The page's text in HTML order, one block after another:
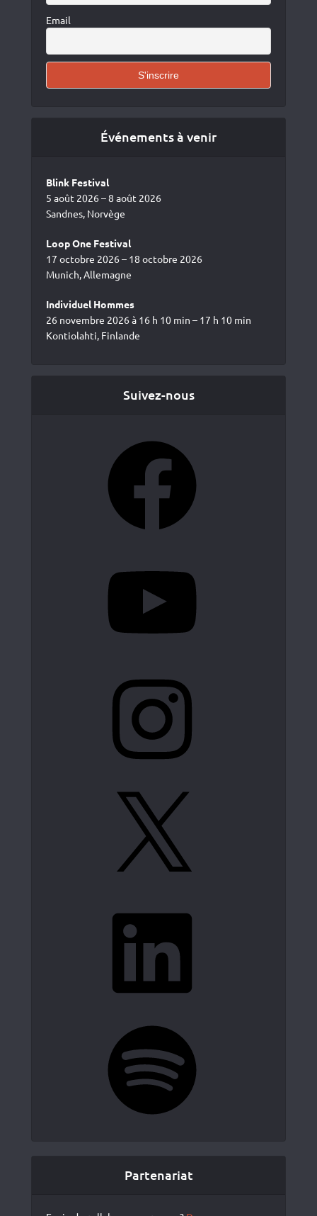
Email
Événements à venir
Blink Festival
5 août 2026 – 8 août 2026
Sandnes, Norvège
Loop One Festival
17 octobre 2026 – 18 octobre 2026
Munich, Allemagne
Individuel Hommes
26 novembre 2026 à 16 h 10 min – 17 h 10 min
Kontiolahti, Finlande
Suivez-nous
Partenariat